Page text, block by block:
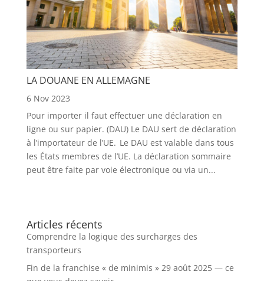
LA DOUANE EN ALLEMAGNE
6 Nov 2023
Pour importer il faut effectuer une déclaration en
ligne ou sur papier. (DAU) Le DAU sert de déclaration
à l’importateur de l’UE. Le DAU est valable dans tous
les États membres de l’UE. La déclaration sommaire
peut être faite par voie électronique ou via un...
Articles récents
Comprendre la logique des surcharges des
transporteurs
Fin de la franchise « de minimis » 29 août 2025 — ce